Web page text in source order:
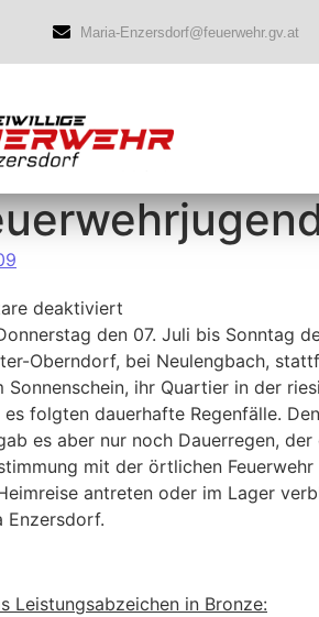
Maria-Enzersdorf@feuerwehr.gv.at
deaktiviert
den 07. Juli bis Sonntag
Oberndorf, bei Neulengbach,
Sonnenschein, ihr Quartier in der
folgten dauerhafte Regenfälle.
es aber nur noch Dauerregen,
mit der örtlichen
antreten oder im Lager
Enzersdorf.
Leistungsabzeichen in Bronze: